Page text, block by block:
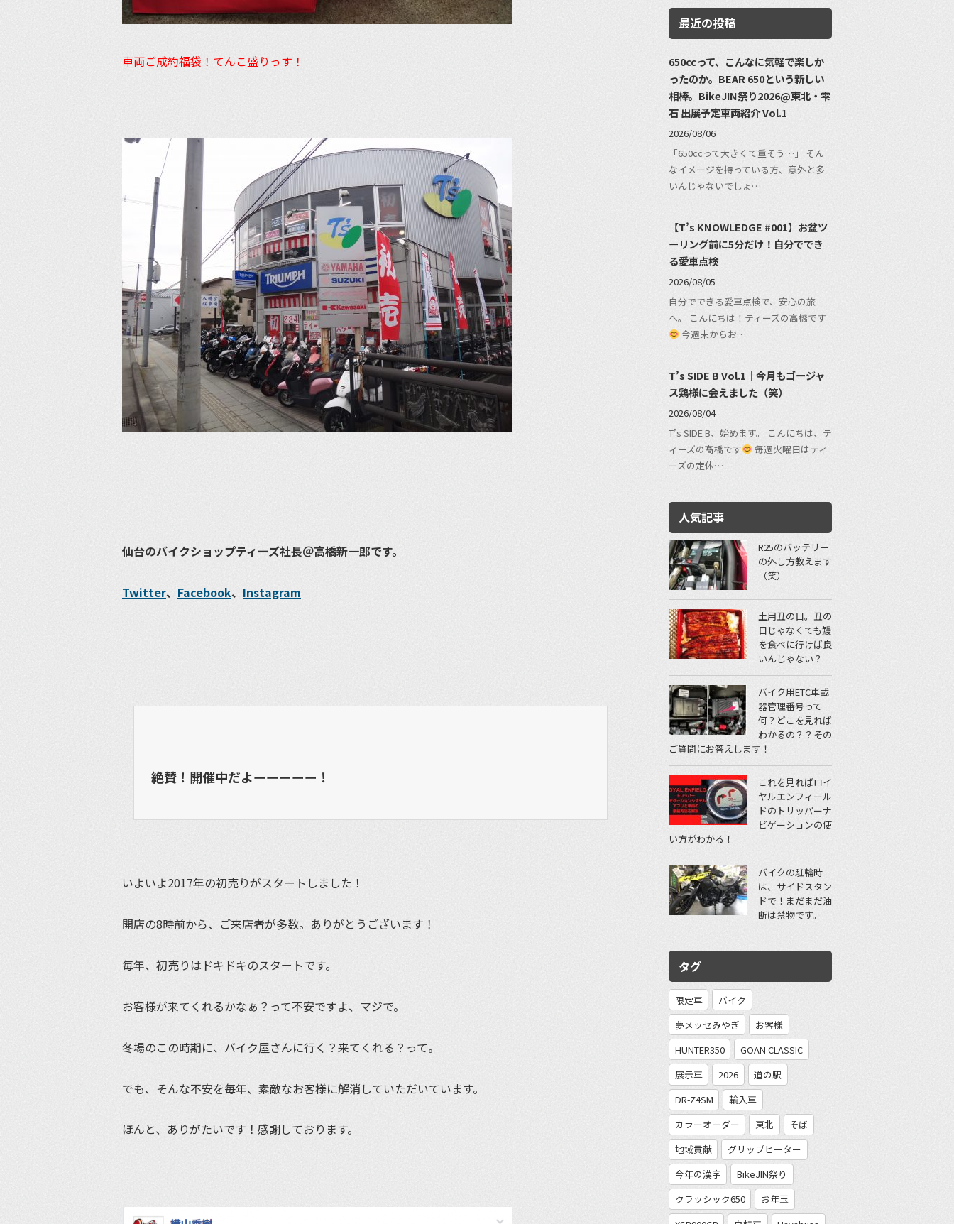
車両ご成約福袋！てんこ盛りっす！
仙台のバイクショップティーズ社長＠高橋新一郎です。
Twitter、 Facebook、 Instagram
絶賛！開催中だよーーーーー！
いよいよ2017年の初売りがスタートしました！
開店の8時前から、ご来店者が多数。ありがとうございます！
毎年、初売りはドキドキのスタートです。
お客様が来てくれるかなぁ？って不安ですよ、マジで。
冬場のこの時期に、バイク屋さんに行く？来てくれる？って。
でも、そんな不安を毎年、素敵なお客様に解消していただいています。
ほんと、ありがたいです！感謝しております。
最近の投稿
650ccって、こんなに気軽で楽しか
ったのか。BEAR 650という新しい
相棒。BikeJIN祭り2026@東北・雫
石 出展予定車両紹介 Vol.1
2026/08/06
「650ccって大きくて重そう…」 そん
なイメージを持っている方、意外と多
いんじゃないでしょ…
【T’s KNOWLEDGE #001】お盆ツ
ーリング前に5分だけ！自分ででき
る愛車点検
2026/08/05
自分でできる愛車点検で、安心の旅
へ。 こんにちは！ティーズの高橋です
今週末からお…
T’s SIDE B Vol.1｜今月もゴージャ
ス鶏様に会えました（笑）
2026/08/04
T’s SIDE B、始めます。 こんにちは、テ
ィーズの髙橋です
毎週火曜日はティ
ーズの定休…
人気記事
R25のバッテリー
の外し方教えます
（笑）
土用丑の日。丑の
日じゃなくても鰻
を食べに行けば良
いんじゃない？
バイク用ETC車載
器管理番号って
何？どこを見れば
わかるの？？その
ご質問にお答えします！
これを見ればロイ
ヤルエンフィール
ドのトリッパーナ
ビゲーションの使
い方がわかる！
バイクの駐輪時
は、サイドスタン
ドで！まだまだ油
断は禁物です。
タグ
限定車
バイク
夢メッセみやぎ
お客様
HUNTER350
GOAN CLASSIC
展示車
2026
道の駅
DR-Z4SM
輸入車
カラーオーダー
東北
そば
地域貢献
グリップヒーター
今年の漢字
BikeJIN祭り
クラッシック650
お年玉